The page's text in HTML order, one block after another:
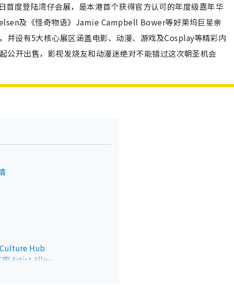
度登陆湾仔会展，是本港首个获得官方认可的年度级嘉年华
及《怪奇物语》Jamie Campbell Bower等好莱坞巨星亲
并设有5大核心展区涵盖电影、动漫、游戏及Cosplay等精彩内
开出售，影视发烧友和动漫迷绝对不能错过这次朝圣机会
Hub
廊 Artist Alley